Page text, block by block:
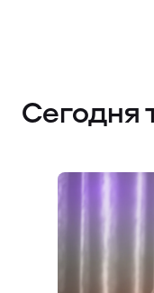
Сегодня